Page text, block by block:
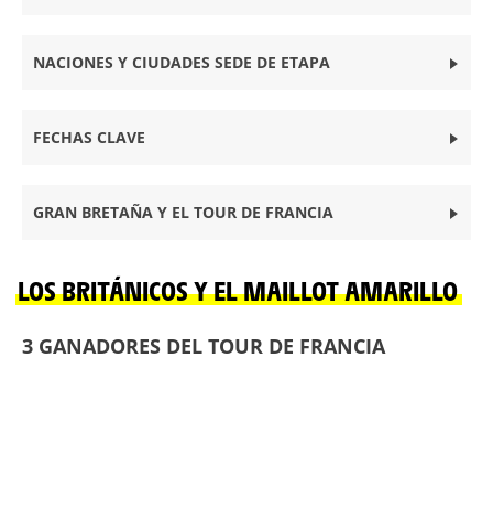
NACIONES Y CIUDADES SEDE DE ETAPA
FECHAS CLAVE
GRAN BRETAÑA Y EL TOUR DE FRANCIA
LOS BRITÁNICOS Y EL MAILLOT AMARILLO
3 GANADORES DEL TOUR DE FRANCIA